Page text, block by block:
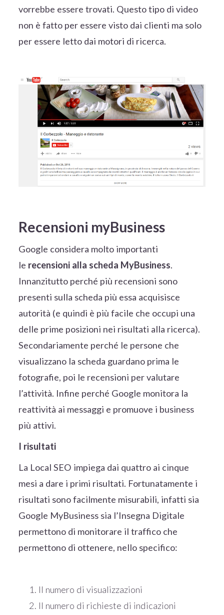
vorrebbe essere trovati. Questo tipo di video
non è fatto per essere visto dai clienti ma solo
per essere letto dai motori di ricerca.
Recensioni myBusiness
Google considera molto importanti
le recensioni alla scheda MyBusiness.
Innanzitutto perché più recensioni sono
presenti sulla scheda più essa acquisisce
autorità (e quindi è più facile che occupi una
delle prime posizioni nei risultati alla ricerca).
Secondariamente perché le persone che
visualizzano la scheda guardano prima le
fotografie, poi le recensioni per valutare
l’attività. Infine perché Google monitora la
reattività ai messaggi e promuove i business
più attivi.
I risultati
La Local SEO impiega dai quattro ai cinque
mesi a dare i primi risultati. Fortunatamente i
risultati sono facilmente misurabili, infatti sia
Google MyBusiness sia l’Insegna Digitale
permettono di monitorare il traffico che
permettono di ottenere, nello specifico:
Il numero di visualizzazioni
Il numero di richieste di indicazioni